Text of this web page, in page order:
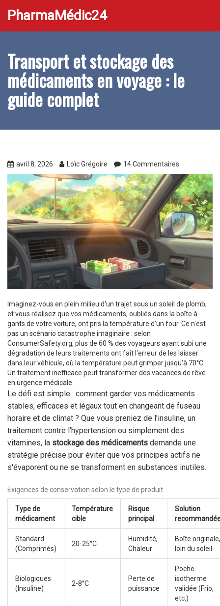
PharmaMédic24
Transport et stockage des
médicaments en voyage : le
guide complet
avril 8, 2026 Loïc Grégoire 14 Commentaires
Imaginez-vous en plein milieu d'un trajet sous un soleil de plomb,
et vous réalisez que vos médicaments, oubliés dans la boîte à
gants de votre voiture, ont pris la température d'un four. Ce n'est
pas un scénario catastrophe imaginaire : selon
ConsumerSafety.org, plus de 60 % des voyageurs ayant subi une
dégradation de leurs traitements ont fait l'erreur de les laisser
dans leur véhicule, où la température peut grimper jusqu'à 70°C.
Un traitement inefficace peut transformer des vacances de rêve
en urgence médicale.
Le défi est simple : comment garder vos médicaments
stables, efficaces et légaux tout en changeant de fuseau
horaire et de climat ? Que vous preniez de l'insuline, un
traitement contre l'hypertension ou simplement des
vitamines, la stockage des médicaments demande une
stratégie précise pour éviter que vos principes actifs ne
s'évaporent ou ne se transforment en substances inutiles.
Exigences de conservation selon le type de produit
Type de
médicament
Température
cible
Risque
principal
Solution
Standard
(Comprimés)
20-25°C
Humidité,
Chaleur
Boîte originale,
loin du soleil
Biologiques
(Insuline)
2-8°C
Perte de
puissance
Poche
isotherme
validée (Frio,
etc.)